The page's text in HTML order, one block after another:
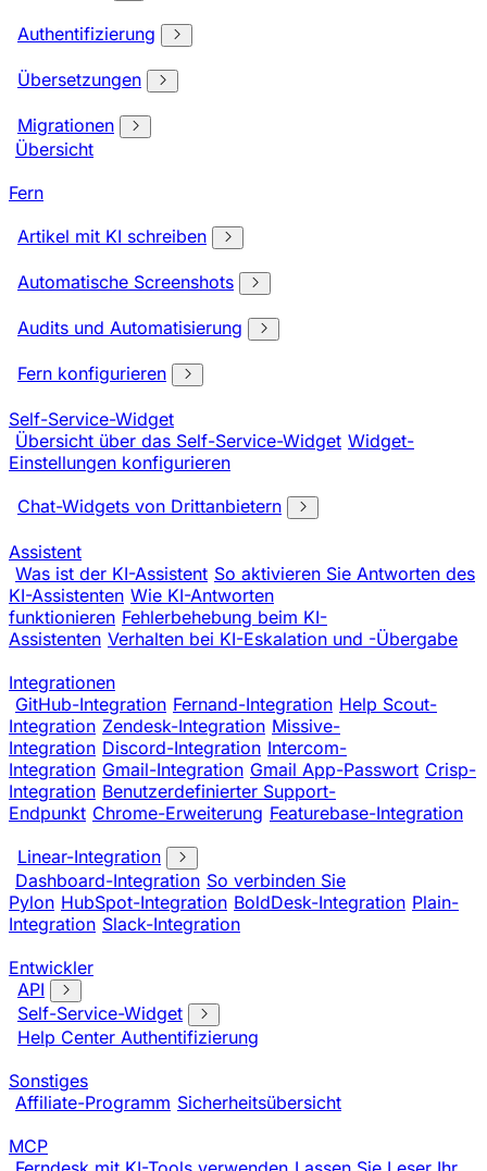
Authentifizierung
Übersetzungen
Migrationen
Übersicht
Fern
Artikel mit KI schreiben
Automatische Screenshots
Audits und Automatisierung
Fern konfigurieren
Self-Service-Widget
Übersicht über das Self-Service-Widget Widget-
Einstellungen konfigurieren
Chat-Widgets von Drittanbietern
Assistent
Was ist der KI-Assistent So aktivieren Sie Antworten des
KI-Assistenten Wie KI-Antworten
funktionieren Fehlerbehebung beim KI-
Assistenten Verhalten bei KI-Eskalation und -Übergabe
Integrationen
GitHub-Integration Fernand-Integration Help Scout-
Integration Zendesk-Integration Missive-
Integration Discord-Integration Intercom-
Integration Gmail-Integration Gmail App-Passwort Crisp-
Integration Benutzerdefinierter Support-
Endpunkt Chrome-Erweiterung Featurebase-Integration
Linear-Integration
Dashboard-Integration So verbinden Sie
Pylon HubSpot-Integration BoldDesk-Integration Plain-
Integration Slack-Integration
Entwickler
API
Self-Service-Widget
Help Center Authentifizierung
Sonstiges
Affiliate-Programm Sicherheitsübersicht
MCP